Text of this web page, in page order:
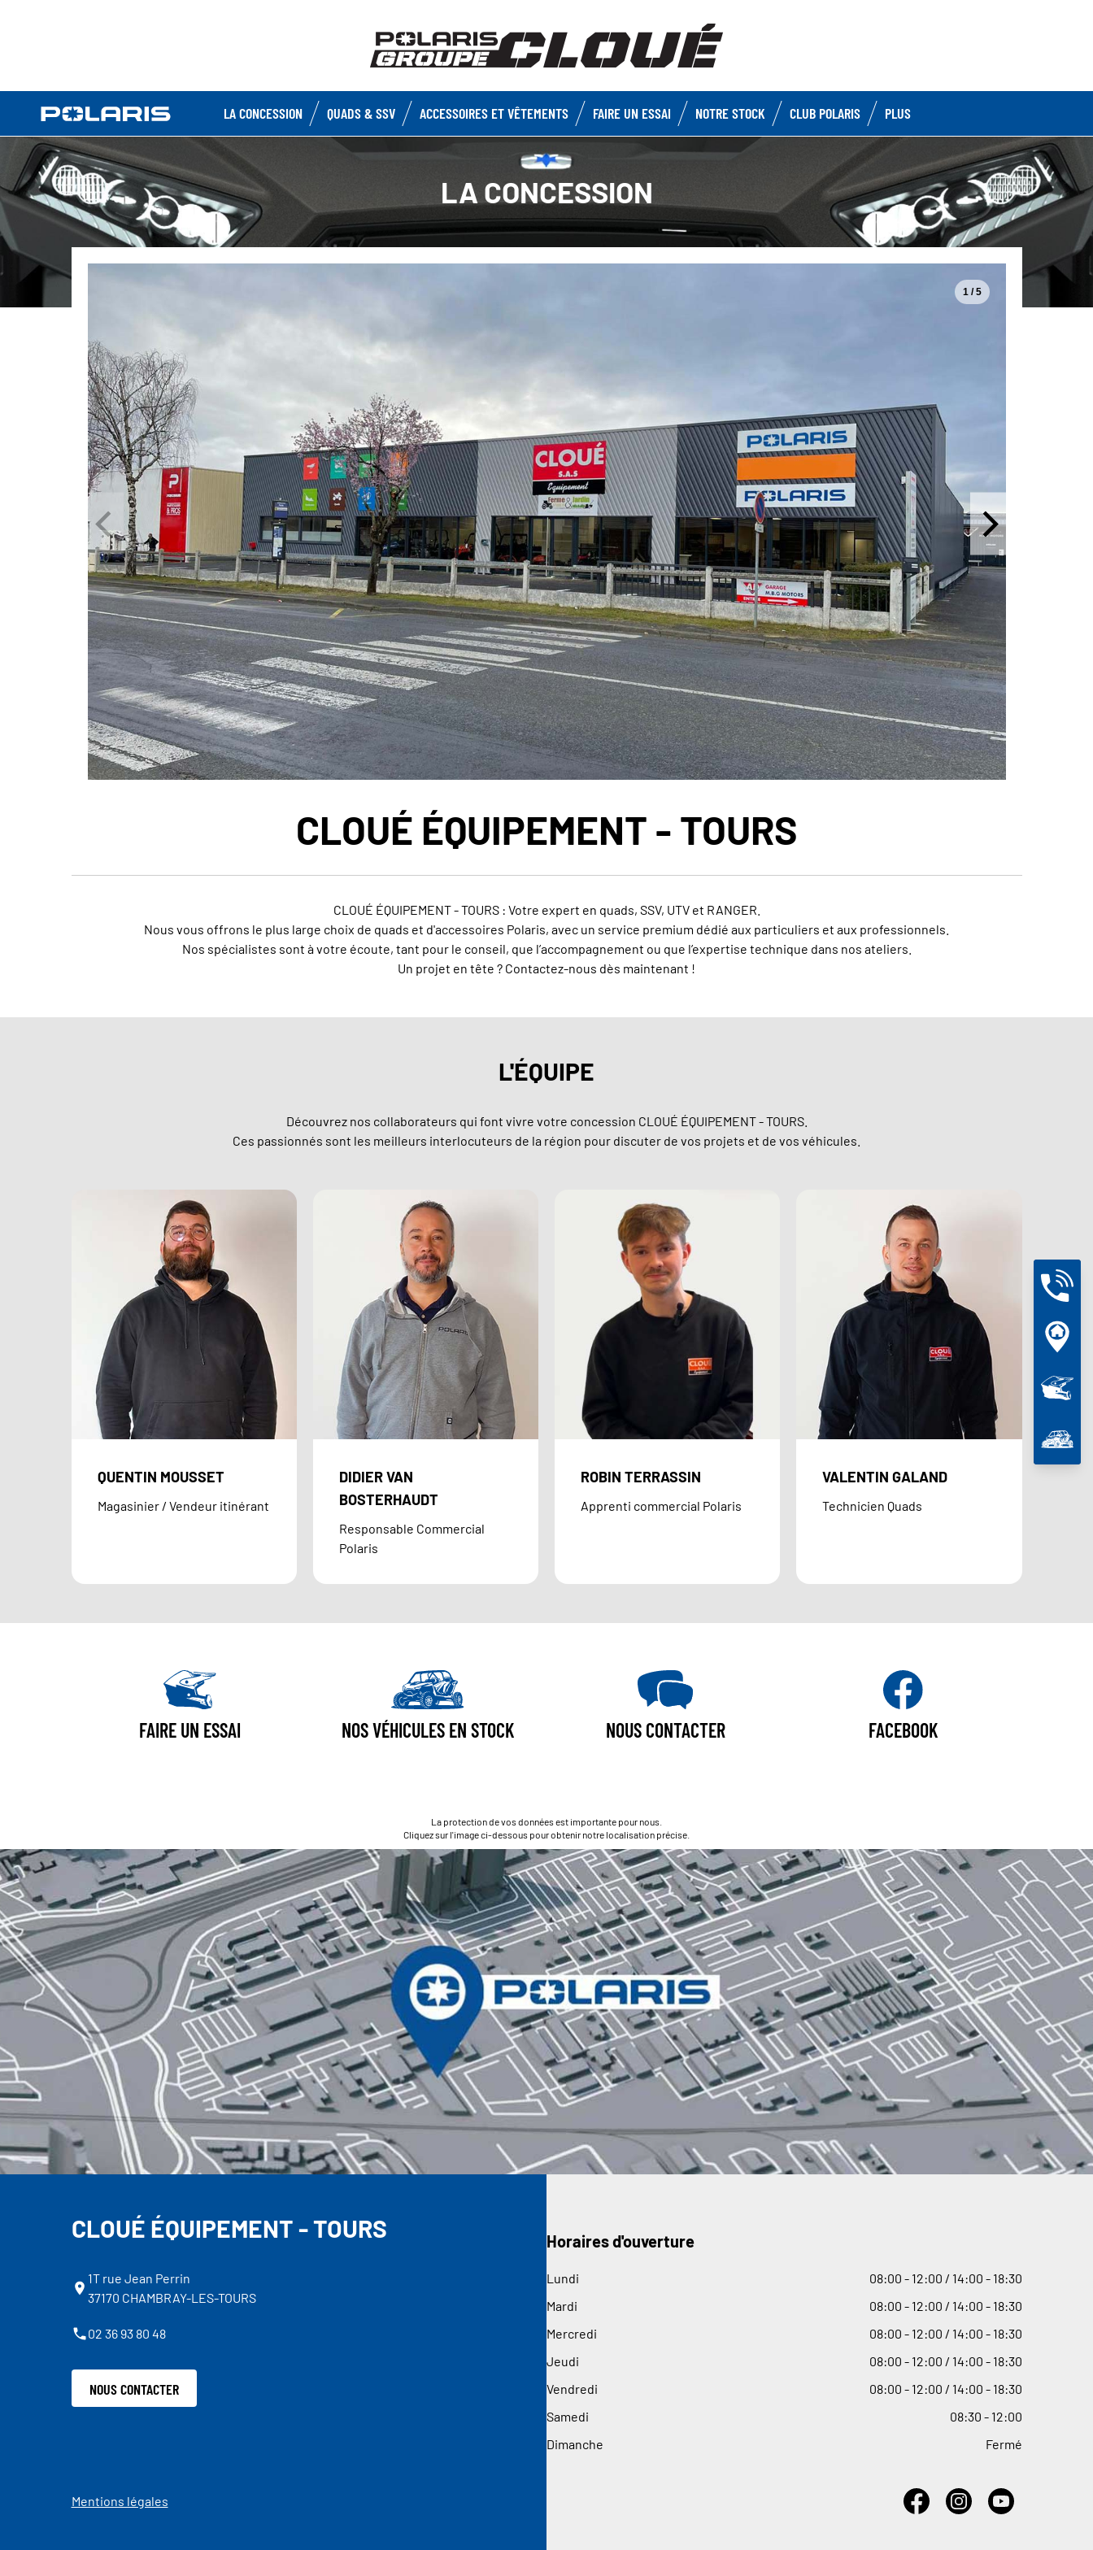
LA CONCESSION QUADS & SSV ACCESSOIRES ET VÊTEMENTS FAIRE UN ESSAI NOTRE STOCK CLUB POLARIS PLUS
LA CONCESSION
1 / 5
CLOUÉ ÉQUIPEMENT - TOURS
CLOUÉ ÉQUIPEMENT - TOURS : Votre expert en quads, SSV, UTV et RANGER.
Nous vous offrons le plus large choix de quads et d'accessoires Polaris, avec un service premium dédié aux particuliers et aux professionnels.
Nos spécialistes sont à votre écoute, tant pour le conseil, que l’accompagnement ou que l’expertise technique dans nos ateliers.
Un projet en tête ? Contactez-nous dès maintenant !
L'ÉQUIPE
Découvrez nos collaborateurs qui font vivre votre concession CLOUÉ ÉQUIPEMENT - TOURS.
Ces passionnés sont les meilleurs interlocuteurs de la région pour discuter de vos projets et de vos véhicules.
QUENTIN MOUSSET
Magasinier / Vendeur itinérant
DIDIER VAN
BOSTERHAUDT
Responsable Commercial
Polaris
ROBIN TERRASSIN
Apprenti commercial Polaris
VALENTIN GALAND
Technicien Quads
FAIRE UN ESSAI NOS VÉHICULES EN STOCK NOUS CONTACTER FACEBOOK
La protection de vos données est importante pour nous.
Cliquez sur l'image ci-dessous pour obtenir notre localisation précise.
CLOUÉ ÉQUIPEMENT - TOURS
1T rue Jean Perrin
37170 CHAMBRAY-LES-TOURS
02 36 93 80 48
NOUS CONTACTER
Horaires d'ouverture
Lundi 08:00 - 12:00 / 14:00 - 18:30
Mardi
08:00 - 12:00 / 14:00 - 18:30
Mercredi
08:00 - 12:00 / 14:00 - 18:30
Jeudi
08:00 - 12:00 / 14:00 - 18:30
Vendredi
08:00 - 12:00 / 14:00 - 18:30
Samedi
08:30 - 12:00
Dimanche
Fermé
Mentions légales